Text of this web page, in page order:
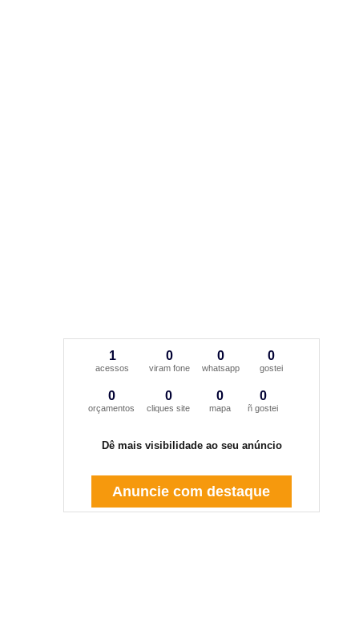
1
acessos
0
viram fone
0
whatsapp
0
gostei
0
orçamentos
0
cliques site
0
mapa
0
ñ gostei
Dê mais visibilidade ao seu anúncio
Anuncie com destaque